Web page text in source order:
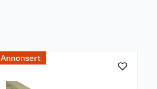
Annonsert